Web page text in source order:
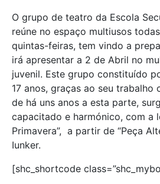
O grupo de teatro da Escola
reúne no espaço multiusos
quintas-feiras, tem vindo a
irá apresentar a 2 de Abril no
juvenil. Este grupo constituído
17 anos, graças ao seu trabalho
de há uns anos a esta parte,
capacitado e harmónico, com a
Primavera”, a partir de “Peça
Iunker.
[shc_shortcode